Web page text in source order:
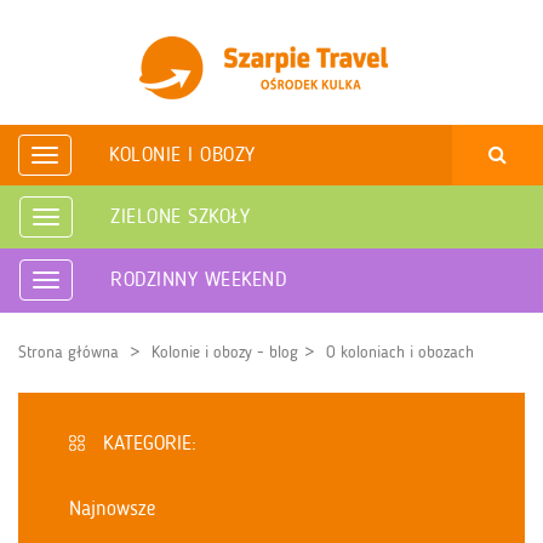
Rozwiń
nawigację
KOLONIE I OBOZY
Rozwiń
nawigację
ZIELONE SZKOŁY
Rozwiń
nawigację
RODZINNY WEEKEND
Strona główna Kolonie i obozy - blog O koloniach i obozach
KATEGORIE:
Najnowsze